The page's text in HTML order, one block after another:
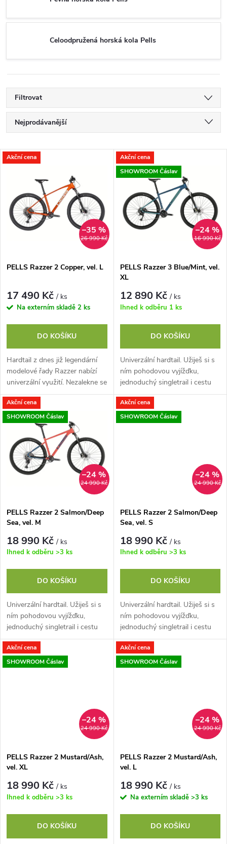
Celoodpružená horská kola Pells
Filtrovat
Ř
a
e
n
p
r
o
d
u
k
t
ů
Nejprodávanější
Nejdražší
Abecedně
V
p
s
p
r
d
u
k
t
ů
Akční cena
26 990 Kč
–35 %
PELLS Razzer 2 Copper, vel. L
17 490 Kč/ ks
Na externím skladě 2 ks
DO KOŠÍKU
Hardtail z dnes již legendární
modelové řady Razzer nabízí
univerzální využití. Nezalekne se
XC tras, singletrailu ani cesty
do práce. Hliníkový rám...
Akční cena
SHOWROOM Čáslav
16 990 Kč
–24 %
PELLS Razzer 3 Blue/Mint, vel.
XL
12 890 Kč/ ks
Ihned k odběru 1 ks
DO KOŠÍKU
Univerzální hardtail. Užiješ si s
ním pohodovou vyjížďku,
jednoduchý singletrail i cestu
do práce. Jeho hliníkový rám s
Easy Trail geometrií perfektně...
Akční cena
SHOWROOM Čáslav
24 990 Kč
–24 %
PELLS Razzer 2 Salmon/Deep
Sea, vel. M
18 990 Kč/ ks
Ihned k odběru >3 ks
DO KOŠÍKU
Univerzální hardtail. Užiješ si s
ním pohodovou vyjížďku,
jednoduchý singletrail i cestu
do práce. Jeho hliníkový rám s
Easy Trail geometrií perfektně...
Akční cena
SHOWROOM Čáslav
24 990 Kč
–24 %
PELLS Razzer 2 Salmon/Deep
Sea, vel. S
18 990 Kč/ ks
Ihned k odběru >3 ks
DO KOŠÍKU
Univerzální hardtail. Užiješ si s
ním pohodovou vyjížďku,
jednoduchý singletrail i cestu
do práce. Jeho hliníkový rám s
Easy Trail geometrií perfektně...
Akční cena
SHOWROOM Čáslav
24 990 Kč
–24 %
PELLS Razzer 2 Mustard/Ash,
vel. XL
18 990 Kč/ ks
Ihned k odběru >3 ks
DO KOŠÍKU
Akční cena
SHOWROOM Čáslav
24 990 Kč
–24 %
PELLS Razzer 2 Mustard/Ash,
vel. L
18 990 Kč/ ks
Na externím skladě >3 ks
DO KOŠÍKU